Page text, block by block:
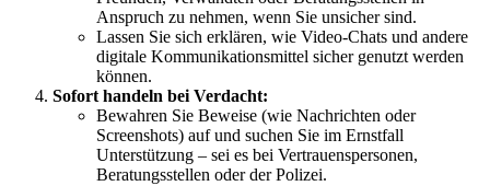
Anspruch zu nehmen, wenn Sie unsicher sind.
Lassen Sie sich erklären, wie Video-Chats und andere
digitale Kommunikationsmittel sicher genutzt werden
können.
Sofort handeln bei Verdacht:
Bewahren Sie Beweise (wie Nachrichten oder
Screenshots) auf und suchen Sie im Ernstfall
Unterstützung – sei es bei Vertrauenspersonen,
Beratungsstellen oder der Polizei.